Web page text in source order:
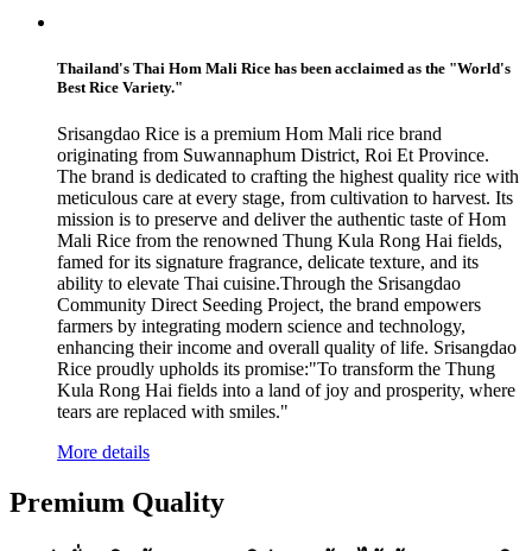
Thailand's Thai Hom Mali Rice has been acclaimed as the "World's
Best Rice Variety."
Srisangdao Rice is a premium Hom Mali rice brand
originating from Suwannaphum District, Roi Et Province.
The brand is dedicated to crafting the highest quality rice with
meticulous care at every stage, from cultivation to harvest. Its
mission is to preserve and deliver the authentic taste of Hom
Mali Rice from the renowned Thung Kula Rong Hai fields,
famed for its signature fragrance, delicate texture, and its
ability to elevate Thai cuisine.Through the Srisangdao
Community Direct Seeding Project, the brand empowers
farmers by integrating modern science and technology,
enhancing their income and overall quality of life. Srisangdao
Rice proudly upholds its promise:"To transform the Thung
Kula Rong Hai fields into a land of joy and prosperity, where
tears are replaced with smiles."
More details
Premium Quality